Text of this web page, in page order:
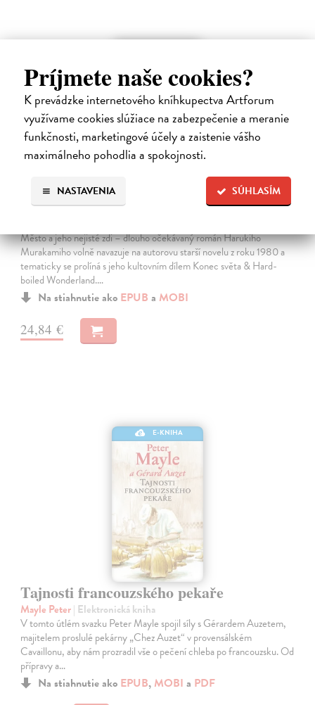
Príjmete naše cookies?
K prevádzke internetového kníhkupectva Artforum
využívame cookies slúžiace na zabezpečenie a meranie
funkčnosti, marketingové účely a zaistenie vášho
maximálneho pohodlia a spokojnosti.
SÚHLASÍM
NASTAVENIA
Město a jeho nejisté zdi
Město a jeho nejisté zdi – dlouho očekávaný román Harukiho
Murakamiho volně navazuje na autorovu starší novelu z roku 1980 a
tematicky se prolíná s jeho kultovním dílem Konec světa & Hard-
boiled Wonderland.…
Na stiahnutie ako EPUB a MOBI
24,84 €
E-KNIHA
Tajnosti francouzského pekaře
Mayle Peter| Elektronická kniha
V tomto útlém svazku Peter Mayle spojil síly s Gérardem Auzetem,
majitelem proslulé pekárny „Chez Auzet“ v provensálském
Cavaillonu, aby nám prozradil vše o pečení chleba po francouzsku. Od
přípravy a…
Na stiahnutie ako EPUB, MOBI a PDF